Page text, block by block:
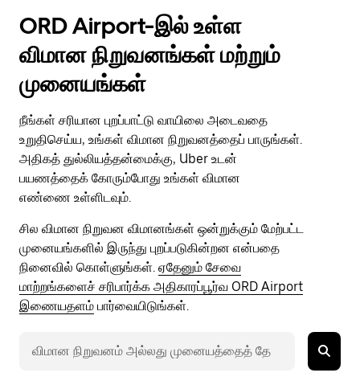
ORD Airport-இல் உள்ள
விமான நிறுவனங்கள் மற்றும்
முனையங்கள்
நீங்கள் சரியான புறப்பாட்டு வாயிலை அடைவதை
உறுதிசெய்ய, உங்கள் விமான நிறுவனத்தைப் பாருங்கள்.
அதிகத் துல்லியத்தன்மைக்கு, Uber உடன்
பயணத்தைக் கோரும்போது உங்கள் விமான
எண்ணை உள்ளிடவும்.
சில விமான நிறுவன விமானங்கள் ஒன்றுக்கும் மேற்பட்ட
முனையங்களில் இருந்து புறப்படுகின்றன என்பதை
நினைவில் கொள்ளுங்கள். ஏதேனும் சேவை
மாற்றங்களைச் சரிபார்க்க அதிகாரப்பூர்வ ORD Airport
இணையதளம் பார்வையிடுங்கள்.